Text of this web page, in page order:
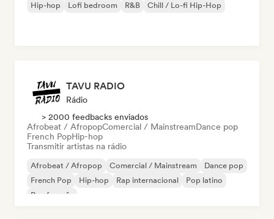
Hip-hop Lofi bedroom R&B Chill / Lo-fi Hip-Hop
TAVU RADIO
Rádio
> 2000 feedbacks enviados
Afrobeat / AfropopComercial / MainstreamDance pop
French PopHip-hop
Transmitir artistas na rádio
Afrobeat / Afropop Comercial / Mainstream
Dance pop
French Pop
Hip-hop Rap internacional
Pop latino
Rap francês